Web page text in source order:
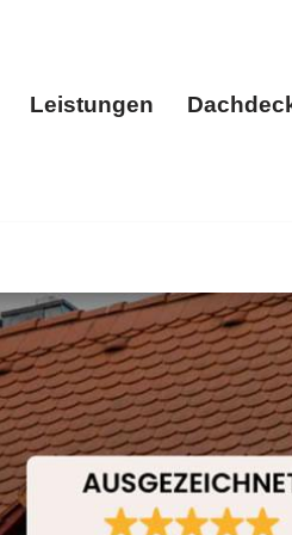
Leistungen
Dachstuhl.
BOHN, Ihr
um ✉.